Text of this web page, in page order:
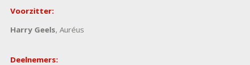
Voorzitter:
Harry Geels, Auréus
Deelnemers: